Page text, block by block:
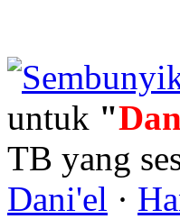
untuk "
TB yang
Dani'el ·